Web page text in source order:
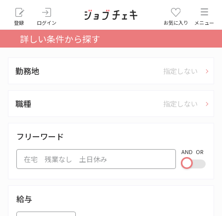
登録 ログイン お気に入り メニュー
詳しい条件から探す
勤務地 指定しない
職種 指定しない
フリーワード
AND OR
給与